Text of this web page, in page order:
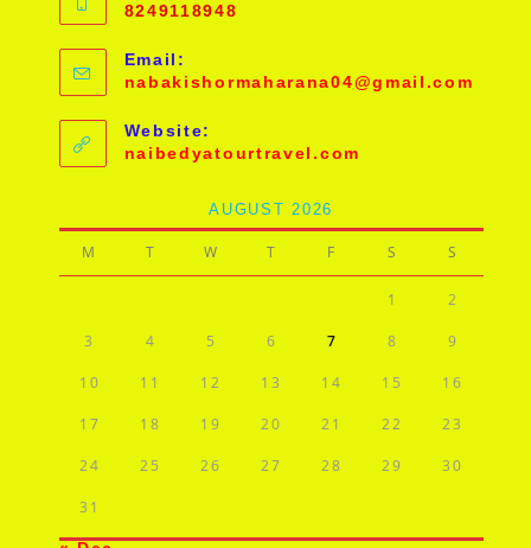
8249118948
Email:
nabakishormaharana04@gmail.com
Website:
naibedyatourtravel.com
AUGUST 2026
M T W T F S S
1 2
3 4 5 6 7 8 9
10 11 12 13 14 15 16
17 18 19 20 21 22 23
24 25 26 27 28 29 30
31